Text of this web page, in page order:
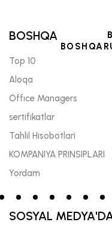
BOSHQA
Top 10
Aloqa
Offıce Managers
sertifikatlar
Tahlil Hisobotlari
KOMPANIYA PRINSIPLARI
Yordam
SOSYAL